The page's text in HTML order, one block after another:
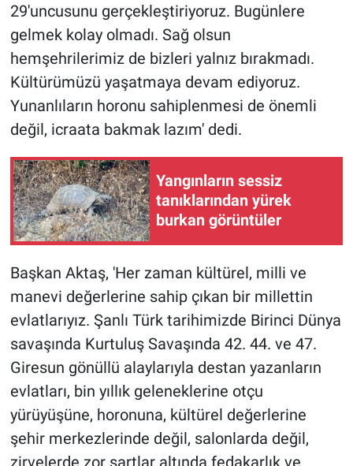
29'uncusunu gerçekleştiriyoruz. Bugünlere
gelmek kolay olmadı. Sağ olsun
hemşehrilerimiz de bizleri yalnız bırakmadı.
Kültürümüzü yaşatmaya devam ediyoruz.
Yunanlıların horonu sahiplenmesi de önemli
değil, icraata bakmak lazım' dedi.
Yangınların sessiz
tanıklarından yürek
burkan görüntüler
Başkan Aktaş, 'Her zaman kültürel, milli ve
manevi değerlerine sahip çıkan bir millettin
evlatlarıyız. Şanlı Türk tarihimizde Birinci Dünya
savaşında Kurtuluş Savaşında 42. 44. ve 47.
Giresun gönüllü alaylarıyla destan yazanların
evlatları, bin yıllık geleneklerine otçu
yürüyüşüne, horonuna, kültürel değerlerine
şehir merkezlerinde değil, salonlarda değil,
zirvelerde zor şartlar altında fedakarlık ve